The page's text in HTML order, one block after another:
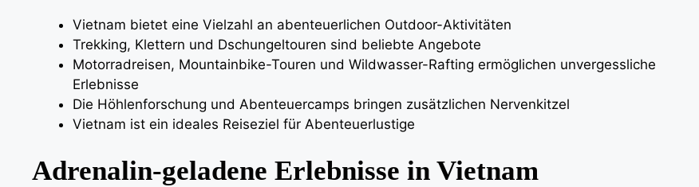
Vietnam bietet eine Vielzahl an abenteuerlichen Outdoor-Aktivitäten
Trekking, Klettern und Dschungeltouren sind beliebte Angebote
Motorradreisen, Mountainbike-Touren und Wildwasser-Rafting ermöglichen unvergessliche
Erlebnisse
Die Höhlenforschung und Abenteuercamps bringen zusätzlichen Nervenkitzel
Vietnam ist ein ideales Reiseziel für Abenteuerlustige
Adrenalin-geladene Erlebnisse in Vietnam